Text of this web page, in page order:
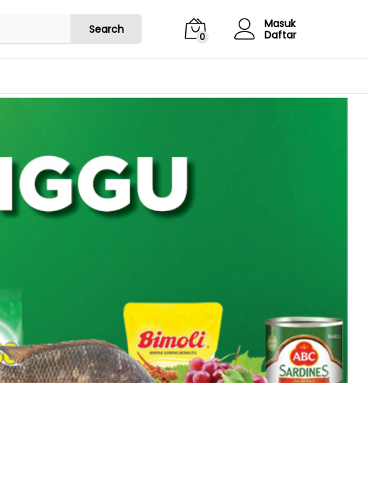
Search 0
Masuk
Daftar